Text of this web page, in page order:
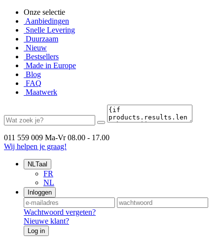
Onze selectie
Aanbiedingen
Snelle Levering
Duurzaam
Nieuw
Bestsellers
Made in Europe
Blog
FAQ
Maatwerk
011 559 009 Ma-Vr 08.00 - 17.00
Wij helpen je graag!
NLTaal
FR
NL
Inloggen
Wachtwoord vergeten?
Nieuwe klant?
Log in